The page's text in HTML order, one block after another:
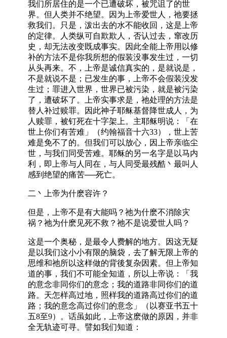
我们所居住的是一个已遭破坏，被咒诅了的世
界。但人类并不绝望。因为上帝爱世人，祂要拯
救我们。只是，泼出去的水不能收回，这是上帝
的定律。人类纵可自欺欺人，否认过去，窜改历
史，却无法改变既成事实。因此全能上帝用以修
补的方法不是你我所想的假装没事发生过，一切
从头再来。不，上帝是诚信真实的，是就说是，
不是就说不是；已发生的事，上帝不会假装没发
生过；罪进入世界，世界已被污染，就是被污染
了，遭破坏了。上帝实事求是，祂处理的方法是
替人补过赎罪。因此神子耶稣基督降世成人，为
人赎罪，被钉死在十字架上。主耶稣明说：「在
世上你们有苦难」（约翰福音十六33），世上苦
难是免不了的。但我们可以放心，因上帝亲临尘
世，与我们同受苦难。耶稣的另一名字是以马内
利，即上帝与人同在，与人同受最残酷丶最叫人
感到绝望的痛苦──死亡。
二丶上帝为什麽容许？
但是，上帝不是有大能吗？祂为什麽不消除灾
祸？祂为什麽见死不救？祂不是说爱世人吗？
这是一个奥秘，是最令人费解的地方。因这无疑
是以我们这小小有限的脑袋，去了解无限上帝的
思维和祂所以这样做的背後复杂因素。但上帝知
道的事，我们不可能全知道，所以上帝说：「我
的意念非同你们的意念；我的道路非同你们的道
路。天怎样高过地，照样我的道路高过你们的道
路；我的意念高过你们的意念」（以赛亚书五十
五8至9）。话虽如此，上帝这麽做的原因，并非
全无轨迹可寻。譬如我们知道：